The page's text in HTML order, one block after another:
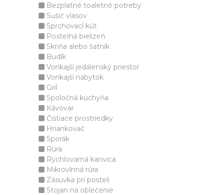
Bezplatné toaletné potreby
Sušič vlasov
Sprchovací kút
Posteľná bielizeň
Skriňa alebo šatník
Budík
Vonkajší jedálenský priestor
Vonkajší nábytok
Gril
Spoločná kuchyňa
Kávovar
Čistiace prostriedky
Hriankovač
Sporák
Rúra
Rýchlovarná kanvica
Mikrovlnná rúra
Zásuvka pri posteli
Stojan na oblečenie